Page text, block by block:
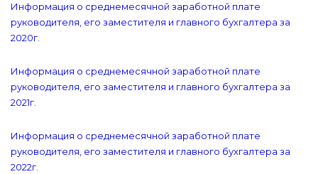
Информация о среднемесячной заработной плате
руководителя, его заместителя и главного бухгалтера за
2020г.
Информация о среднемесячной заработной плате
руководителя, его заместителя и главного бухгалтера за
2021г.
Информация о среднемесячной заработной плате
руководителя, его заместителя и главного бухгалтера за
2022г.